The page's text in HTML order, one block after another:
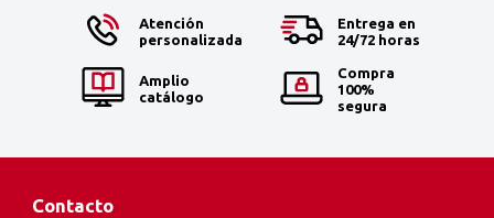
Atención
personalizada
Entrega en
24/72 horas
Amplio
catálogo
Compra
100%
segura
Contacto